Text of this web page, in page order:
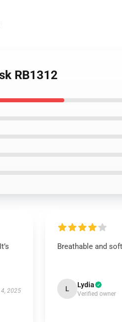
RB1312
4, 2025
Breathable and
L Lydia
Verified owner